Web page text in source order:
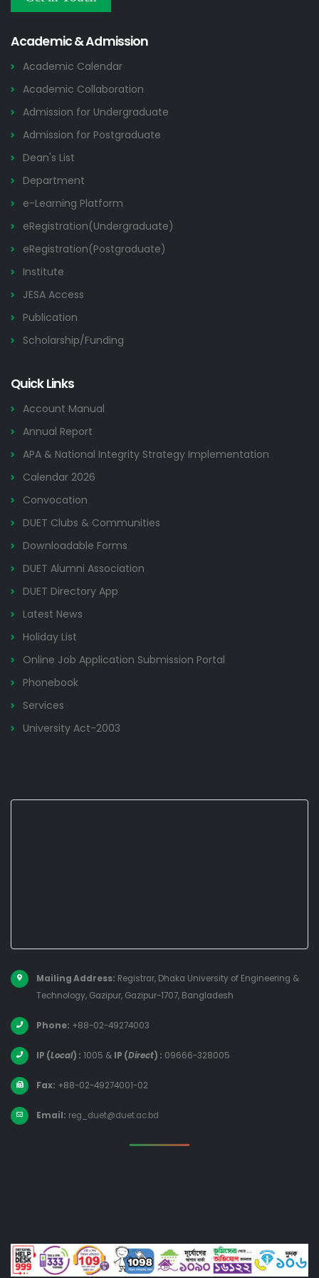
2026
Academic & Admission
Academic Calendar
Academic Collaboration
Admission for Undergraduate
Admission for Postgraduate
Dean's List
Department
e-Learning Platform
eRegistration(Undergraduate)
eRegistration(Postgraduate)
Institute
JESA Access
Publication
Scholarship/Funding
Quick Links
Account Manual
Annual Report
APA & National Integrity Strategy Implementation
Calendar 2026
Convocation
DUET Clubs & Communities
Downloadable Forms
DUET Alumni Association
DUET Directory App
Latest News
Holiday List
Online Job Application Submission Portal
Phonebook
Services
University Act-2003
Mailing Address: Registrar, Dhaka University of Engineering &
Technology, Gazipur, Gazipur-1707, Bangladesh
Phone: +88-02-49274003
IP (Local) : 1005 & IP (Direct) : 09666-328005
Fax: +88-02-49274001-02
Email: reg_duet@duet.ac.bd